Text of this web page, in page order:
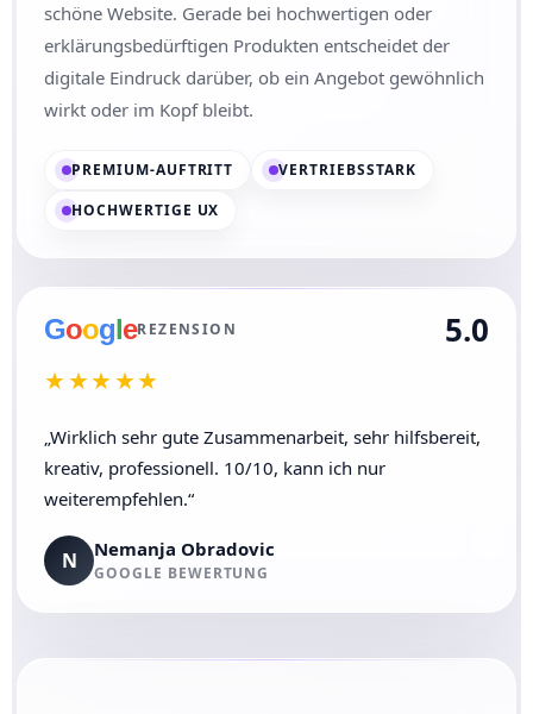
schöne Website. Gerade bei hochwertigen oder
erklärungsbedürftigen Produkten entscheidet der
digitale Eindruck darüber, ob ein Angebot gewöhnlich
wirkt oder im Kopf bleibt.
PREMIUM-AUFTRITT
VERTRIEBSSTARK
HOCHWERTIGE UX
GoogleREZENSION 5.0
★★★★★
„Wirklich sehr gute Zusammenarbeit, sehr hilfsbereit,
kreativ, professionell. 10/10, kann ich nur
weiterempfehlen.“
N Nemanja Obradovic
GOOGLE BEWERTUNG